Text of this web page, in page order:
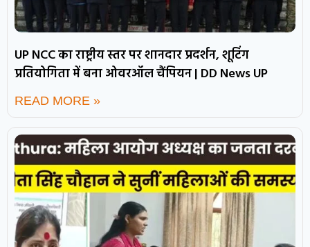
UP NCC का राष्ट्रीय स्तर पर शानदार प्रदर्शन, शूटिंग
प्रतियोगिता में बना ओवरऑल चैंपियन | DD News UP
READ MORE »